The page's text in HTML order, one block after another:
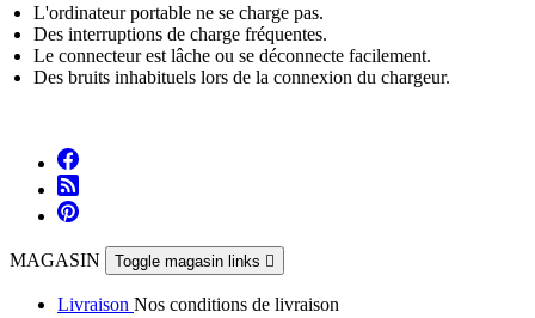
L'ordinateur portable ne se charge pas.
Des interruptions de charge fréquentes.
Le connecteur est lâche ou se déconnecte facilement.
Des bruits inhabituels lors de la connexion du chargeur.
MAGASIN Toggle magasin links 
Livraison Nos conditions de livraison